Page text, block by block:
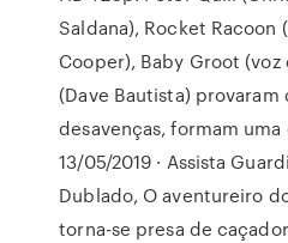
Saldana), Rocket Racoon
Cooper), Baby Groot (voz
(Dave Bautista) provaram
desavenças, formam
13/05/2019 · Assista
Dublado, O aventureiro
torna-se presa de